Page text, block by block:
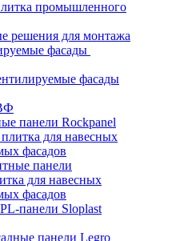
промышленного
решения для монтажа
фасады
фасады
панели Rockpanel
для навесных
фасадов
панели
для навесных
фасадов
панели Sloplast
панели Legro